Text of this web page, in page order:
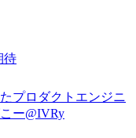
待
プロダクトエンジニ
ー@IVRy